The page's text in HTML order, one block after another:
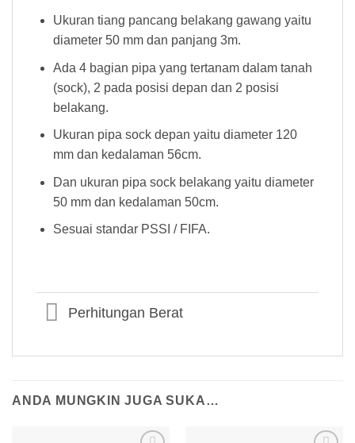
Ukuran tiang pancang belakang gawang yaitu
diameter 50 mm dan panjang 3m.
Ada 4 bagian pipa yang tertanam dalam tanah
(sock), 2 pada posisi depan dan 2 posisi
belakang.
Ukuran pipa sock depan yaitu diameter 120
mm dan kedalaman 56cm.
Dan ukuran pipa sock belakang yaitu diameter
50 mm dan kedalaman 50cm.
Sesuai standar PSSI / FIFA.
Perhitungan Berat
ANDA MUNGKIN JUGA SUKA…